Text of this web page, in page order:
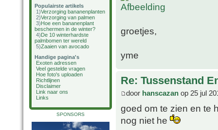
Populairste artikels
1)Verzorging bananenplanten
2)Verzorging van palmen
3)Hoe een bananenplant
beschermen in de winter?
4)De 10 winterhardste
palmbomen ter wereld
5)Zaaien van avocado
Handige pagina's
Exoten adressen
Veel gestelde vragen
Hoe foto's uploaden
Richtlijnen
Disclaimer
Link naar ons
Links
SPONSORS
groetjes,
yme
Re: Tussenstand
door hanscazan op 25 jul
goed om te zien en te
nog niet he